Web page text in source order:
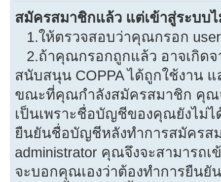
สมัครสมาชิกแล้ว แต่เข้าสู่ระบบ
1.ให้ตรวจสอบว่าคุณกรอก
2.ถ้าคุณกรอกถูกแล้ว อาจเกิดจ
สนับสนุน COPPA ได้ถูกใช้งาน
ขณะที่คุณกำลังสมัครสมาชิก คุณ
เป็นเพราะชื่อบัญชีของคุณยังไม่
ยืนยันชื่อบัญชีหลังทำการสมัครส
administrator คุณจึงจะสามารถ
จะบอกคุณเองว่าต้องทำการยืน